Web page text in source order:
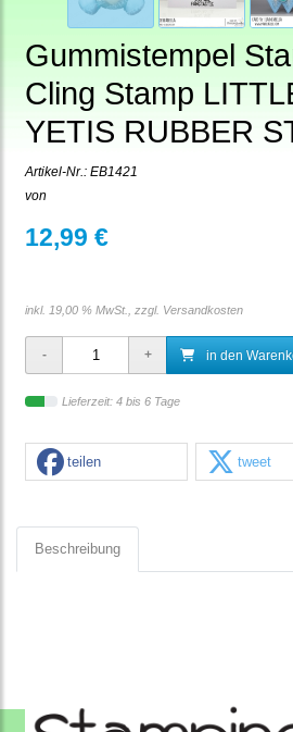
Gummistempel
Cling Stamp
YETIS RUBBER
Artikel-Nr.: EB1421
von
12,99 €
inkl. 19,00 % MwSt., zzgl. Versandkosten
in den
Lieferzeit: 4 bis 6 Tage
teilen tweet
Beschreibung